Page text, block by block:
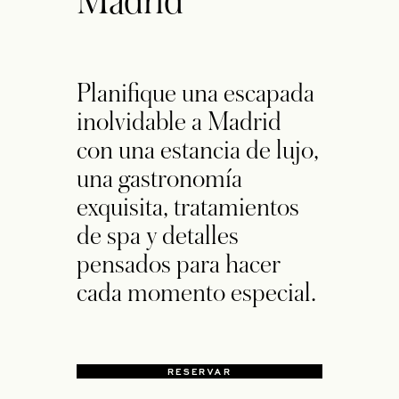
Planifique una escapada
inolvidable a Madrid
con una estancia de lujo,
una gastronomía
exquisita, tratamientos
de spa y detalles
pensados para hacer
cada momento especial.
RESERVARSE ABRE EN UNA PESTAÑA